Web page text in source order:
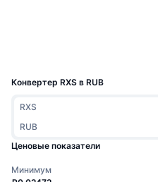
Конвертер RXS в RUB
RXS
RUB
Ценовые показатели
Минимум